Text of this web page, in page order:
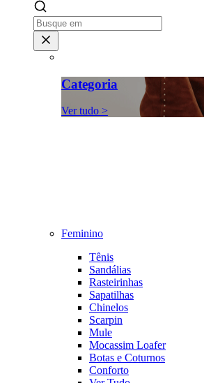
Categoria
Ver tudo >
Feminino
Tênis
Sandálias
Rasteirinhas
Sapatilhas
Chinelos
Scarpin
Mule
Mocassim Loafer
Botas e Coturnos
Conforto